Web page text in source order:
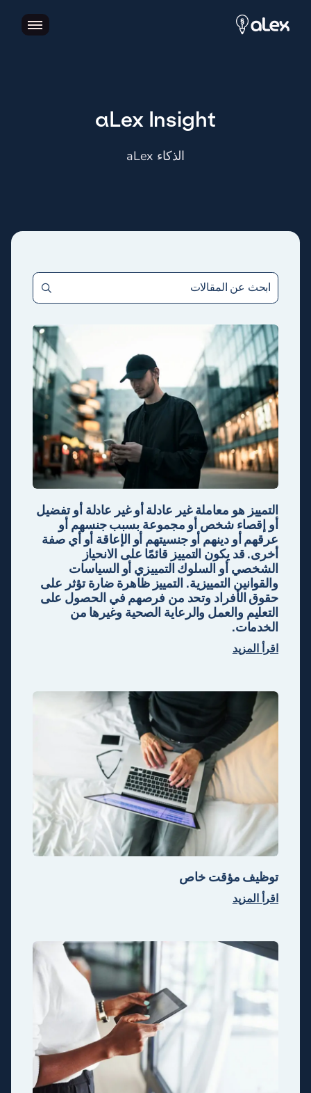
aLex Insight
الذكاء aLex
التمييز هو معاملة غير عادلة أو غير عادلة أو تفضيل
أو إقصاء شخص أو مجموعة بسبب جنسهم أو
عرقهم أو دينهم أو جنسيتهم أو الإعاقة أو أي صفة
أخرى. قد يكون التمييز قائمًا على الانحياز
الشخصي أو السلوك التمييزي أو السياسات
والقوانين التمييزية. التمييز ظاهرة ضارة تؤثر على
حقوق الأفراد وتحد من فرصهم في الحصول على
التعليم والعمل والرعاية الصحية وغيرها من
الخدمات.
اقرأ المزيد
توظيف مؤقت خاص
اقرأ المزيد